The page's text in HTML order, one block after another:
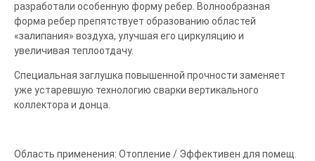
разработали особенную форму ребер. Волнообразная
форма ребер препятствует образованию областей
«залипания» воздуха, улучшая его циркуляцию и
увеличивая теплоотдачу.
Специальная заглушка повышенной прочности заменяет
уже устаревшую технологию сварки вертикального
коллектора и донца.
Область применения: Отопление / Эффективен для помещ.